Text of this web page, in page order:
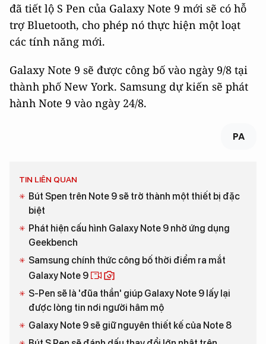
đã tiết lộ S Pen của Galaxy Note 9 mới sẽ có hỗ
trợ Bluetooth, cho phép nó thực hiện một loạt
các tính năng mới.
Galaxy Note 9 sẽ được công bố vào ngày 9/8 tại
thành phố New York. Samsung dự kiến sẽ phát
hành Note 9 vào ngày 24/8.
PA
TIN LIÊN QUAN
Bút Spen trên Note 9 sẽ trở thành một thiết bị đặc
biệt
Phát hiện cấu hình Galaxy Note 9 nhờ ứng dụng
Geekbench
Samsung chính thức công bố thời điểm ra mắt
Galaxy Note 9
S-Pen sẽ là 'đũa thần' giúp Galaxy Note 9 lấy lại
được lòng tin nơi người hâm mộ
Galaxy Note 9 sẽ giữ nguyên thiết kế của Note 8